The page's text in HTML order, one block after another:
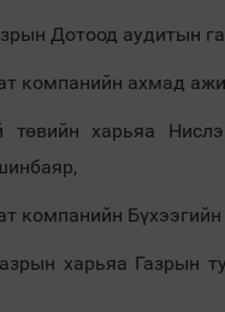
Дотоод аудитын
компанийн ахмад
төвийн харьяа
компанийн
харьяа Газрын